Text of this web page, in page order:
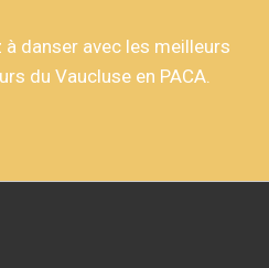
à danser avec les meilleurs
du Vaucluse en PACA.